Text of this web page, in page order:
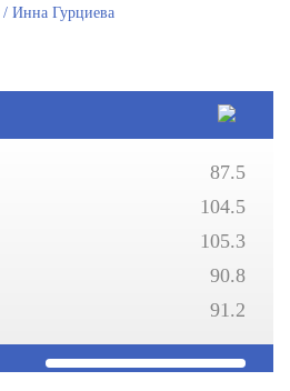
/ Инна Гурциева
87.5
104.5
105.3
90.8
91.2